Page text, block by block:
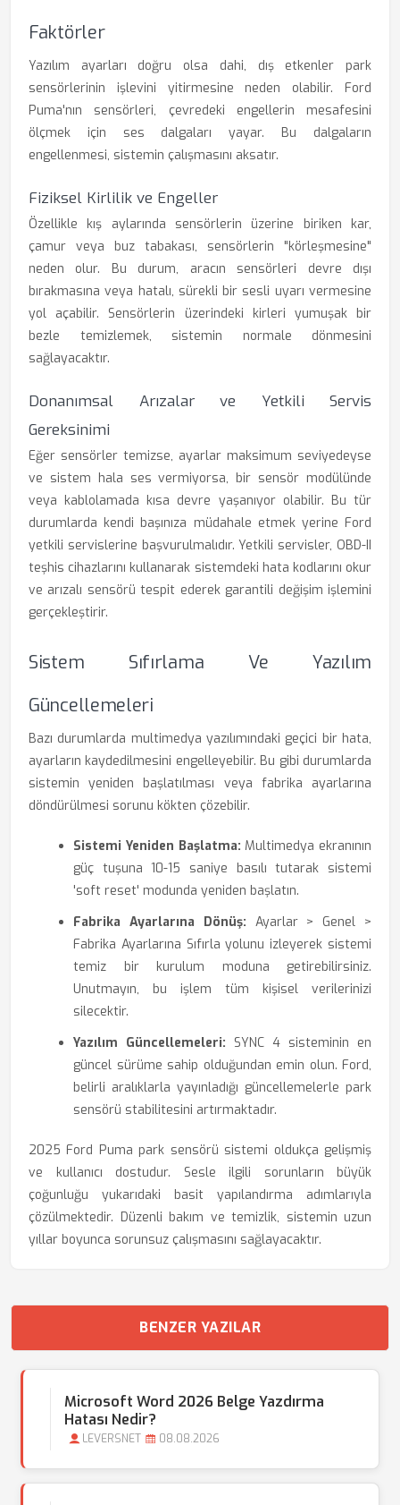
Faktörler
Yazılım ayarları doğru olsa dahi, dış etkenler park
sensörlerinin işlevini yitirmesine neden olabilir. Ford
Puma'nın sensörleri, çevredeki engellerin mesafesini
ölçmek için ses dalgaları yayar. Bu dalgaların
engellenmesi, sistemin çalışmasını aksatır.
Fiziksel Kirlilik ve Engeller
Özellikle kış aylarında sensörlerin üzerine biriken kar,
çamur veya buz tabakası, sensörlerin "körleşmesine"
neden olur. Bu durum, aracın sensörleri devre dışı
bırakmasına veya hatalı, sürekli bir sesli uyarı vermesine
yol açabilir. Sensörlerin üzerindeki kirleri yumuşak bir
bezle temizlemek, sistemin normale dönmesini
sağlayacaktır.
Donanımsal Arızalar ve Yetkili Servis
Gereksinimi
Eğer sensörler temizse, ayarlar maksimum seviyedeyse
ve sistem hala ses vermiyorsa, bir sensör modülünde
veya kablolamada kısa devre yaşanıyor olabilir. Bu tür
durumlarda kendi başınıza müdahale etmek yerine Ford
yetkili servislerine başvurulmalıdır. Yetkili servisler, OBD-II
teşhis cihazlarını kullanarak sistemdeki hata kodlarını okur
ve arızalı sensörü tespit ederek garantili değişim işlemini
gerçekleştirir.
Sistem Sıfırlama Ve Yazılım
Güncellemeleri
Bazı durumlarda multimedya yazılımındaki geçici bir hata,
ayarların kaydedilmesini engelleyebilir. Bu gibi durumlarda
sistemin yeniden başlatılması veya fabrika ayarlarına
döndürülmesi sorunu kökten çözebilir.
Sistemi Yeniden Başlatma: Multimedya ekranının
güç tuşuna 10-15 saniye basılı tutarak sistemi
'soft reset' modunda yeniden başlatın.
Fabrika Ayarlarına Dönüş: Ayarlar > Genel >
Fabrika Ayarlarına Sıfırla yolunu izleyerek sistemi
temiz bir kurulum moduna getirebilirsiniz.
Unutmayın, bu işlem tüm kişisel verilerinizi
silecektir.
Yazılım Güncellemeleri: SYNC 4 sisteminin en
güncel sürüme sahip olduğundan emin olun. Ford,
belirli aralıklarla yayınladığı güncellemelerle park
sensörü stabilitesini artırmaktadır.
2025 Ford Puma park sensörü sistemi oldukça gelişmiş
ve kullanıcı dostudur. Sesle ilgili sorunların büyük
çoğunluğu yukarıdaki basit yapılandırma adımlarıyla
çözülmektedir. Düzenli bakım ve temizlik, sistemin uzun
yıllar boyunca sorunsuz çalışmasını sağlayacaktır.
BENZER YAZILAR
Microsoft Word 2026 Belge Yazdırma
Hatası Nedir?
LEVERSNET 08.08.2026